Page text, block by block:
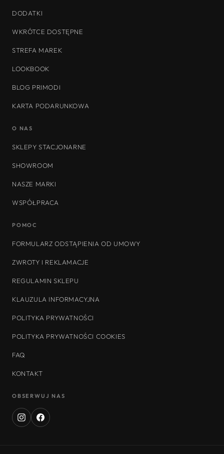
DODATKI
WKRÓTCE DOSTĘPNE
STREFA MAREK
LOOKBOOK
BLOG PRIMODI
KARTA PODARUNKOWA
O NAS
SKLEPY STACJONARNE
SHOWROOM
NASZE MARKI
WSPÓŁPRACA
POMOC
FORMULARZ ODSTĄPIENIA OD UMOWY
ZWROTY I REKLAMACJE
REGULAMIN SKLEPU
KLAUZULA INFORMACYJNA
POLITYKA PRYWATNOŚCI
POLITYKA PRYWATNOŚCI COOKIES
FAQ
KONTAKT
OBSERWUJ NAS
InstagramFacebook